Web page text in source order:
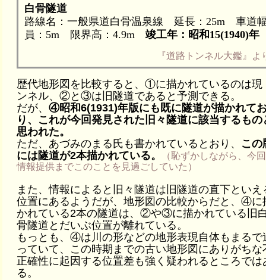
白骨隧道
路線名：一般県道白骨温泉線 延長：25m 車道
員：5m 限界高：4.9m竣工年：昭和15(1940)年
『道路トンネル大鑑』よ
歴代地形図を比較すると、①に描かれているのは現
ンネル、②と③は旧隧道であると予測できる。
だが、④昭和6(1931)年版にも既に隧道が描かれて
り、これが今回発見された旧々隧道に該当するもの
思われた。
ただ、あづみのまる氏も書かれているとおり、 この
には隧道が2本描かれている。
（恥ずかしながら、今
情報提供までこのことを見過ごしていた）
また、情報によると旧々隧道は旧隧道の直下といえ
位置にあるようだが、地形図の比較からだと、④に
かれている2本の隧道は、②や③に描かれている旧
骨隧道とだいぶ位置が離れている。
もっとも、④は川の形などの地形表現自体もまるで
っていて、この時期までの古い地形図にありがちな
正確性に起因する位置差も強く疑われるところでは
る。